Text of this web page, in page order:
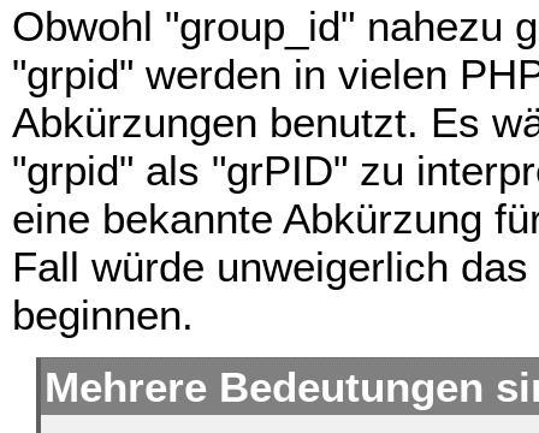
Obwohl "group_id" nahezu
"grpid" werden in vielen
Abkürzungen benutzt. Es
"grpid" als "grPID" zu
eine bekannte Abkürzung
Fall würde unweigerlich
beginnen.
Mehrere Bedeutungen